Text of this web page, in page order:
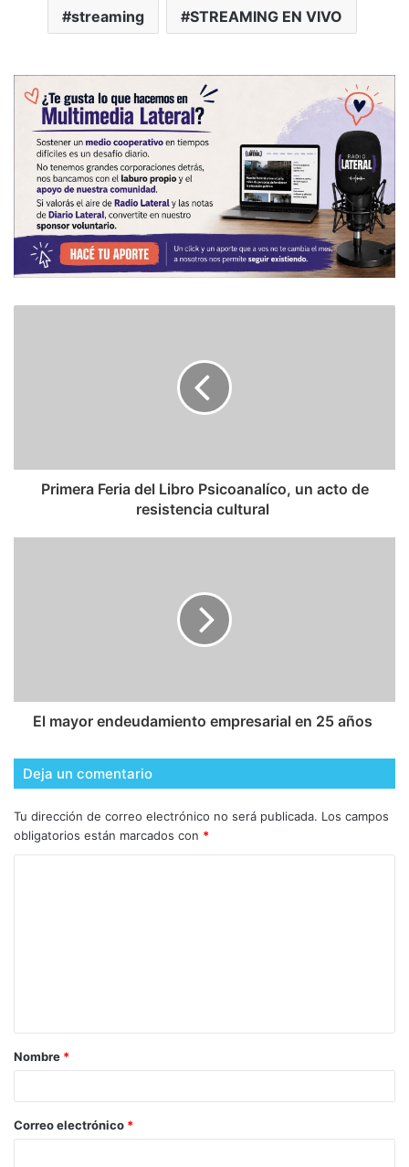
streaming STREAMING EN VIVO
​Primera Feria del Libro Psicoanalíco, un acto de
resistencia cultural
​El mayor endeudamiento empresarial en 25 años
Deja un comentario
Tu dirección de correo electrónico no será publicada. Los campos
obligatorios están marcados con *
Nombre *
Correo electrónico *